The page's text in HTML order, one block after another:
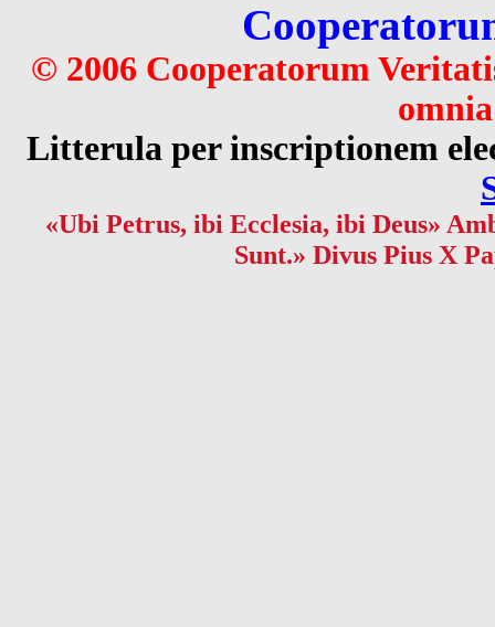
© 2006 Cooperatorum
Litterula per inscriptionem
«Ubi Petrus, ibi Ecclesia, ibi Deus»
Sunt.» Divus Pius X